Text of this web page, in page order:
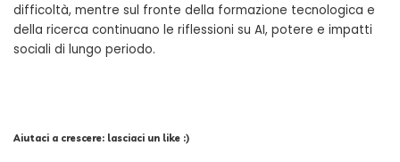
difficoltà, mentre sul fronte della formazione tecnologica e
della ricerca continuano le riflessioni su AI, potere e impatti
sociali di lungo periodo.
Aiutaci a crescere: lasciaci un like :)